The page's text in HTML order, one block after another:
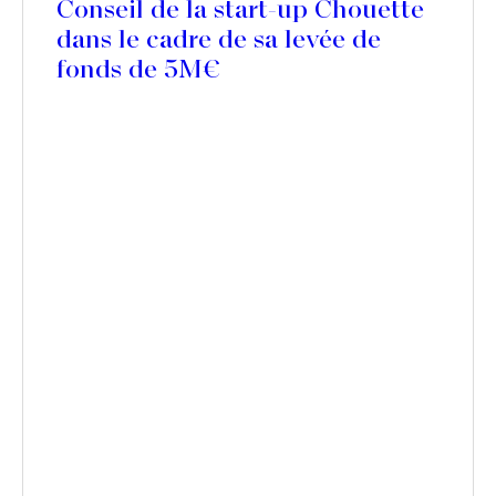
Conseil de la start-up Chouette
dans le cadre de sa levée de
fonds de 5M€